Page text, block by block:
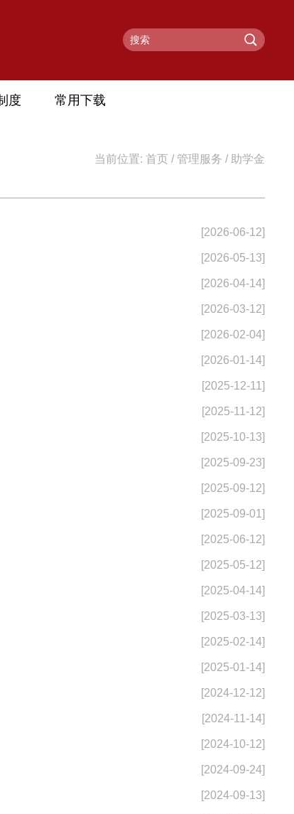
度 常用下载
当前位置: 首页 / 管理服务 / 助学金
[2026-06-12]
[2026-05-13]
[2026-04-14]
[2026-03-12]
[2026-02-04]
[2026-01-14]
[2025-12-11]
[2025-11-12]
[2025-10-13]
[2025-09-23]
[2025-09-12]
[2025-09-01]
[2025-06-12]
[2025-05-12]
[2025-04-14]
[2025-03-13]
[2025-02-14]
[2025-01-14]
[2024-12-12]
[2024-11-14]
[2024-10-12]
[2024-09-24]
[2024-09-13]